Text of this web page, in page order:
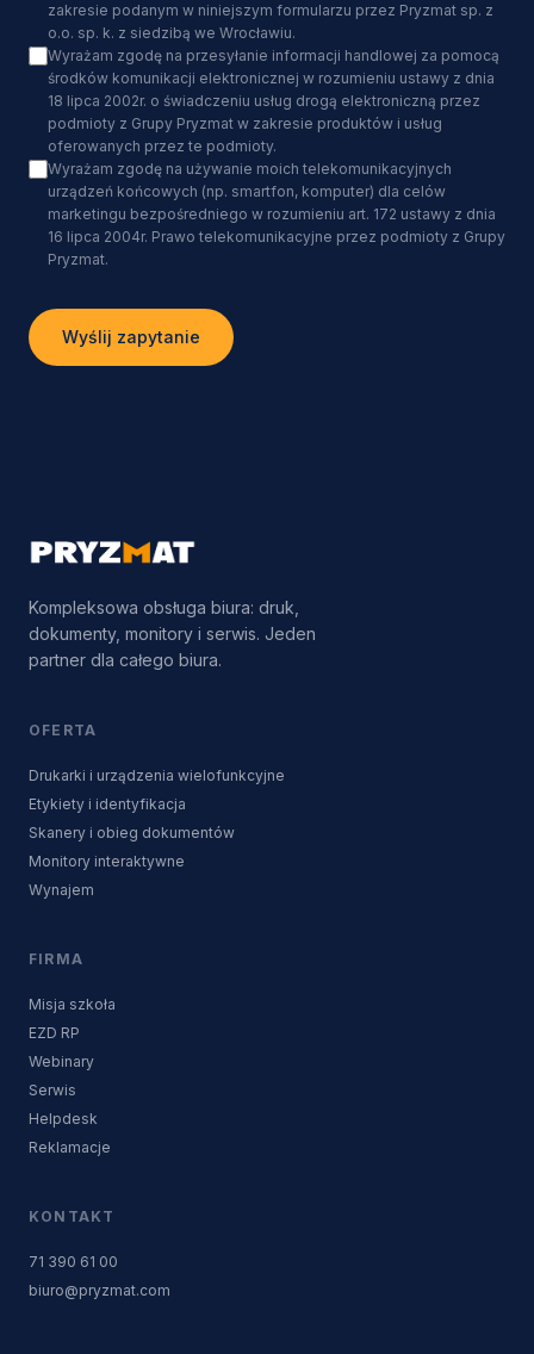
zakresie podanym w niniejszym formularzu przez Pryzmat sp. z
o.o. sp. k. z siedzibą we Wrocławiu.
Wyrażam zgodę na przesyłanie informacji handlowej za pomocą
środków komunikacji elektronicznej w rozumieniu ustawy z dnia
18 lipca 2002r. o świadczeniu usług drogą elektroniczną przez
podmioty z Grupy Pryzmat w zakresie produktów i usług
oferowanych przez te podmioty.
Wyrażam zgodę na używanie moich telekomunikacyjnych
urządzeń końcowych (np. smartfon, komputer) dla celów
marketingu bezpośredniego w rozumieniu art. 172 ustawy z dnia
16 lipca 2004r. Prawo telekomunikacyjne przez podmioty z Grupy
Pryzmat.
Wyślij zapytanie
Kompleksowa obsługa biura: druk,
dokumenty, monitory i serwis. Jeden
partner dla całego biura.
OFERTA
Drukarki i urządzenia wielofunkcyjne
Etykiety i identyfikacja
Skanery i obieg dokumentów
Monitory interaktywne
Wynajem
FIRMA
Misja szkoła
EZD RP
Webinary
Serwis
Helpdesk
Reklamacje
KONTAKT
71 390 61 00
biuro@pryzmat.com